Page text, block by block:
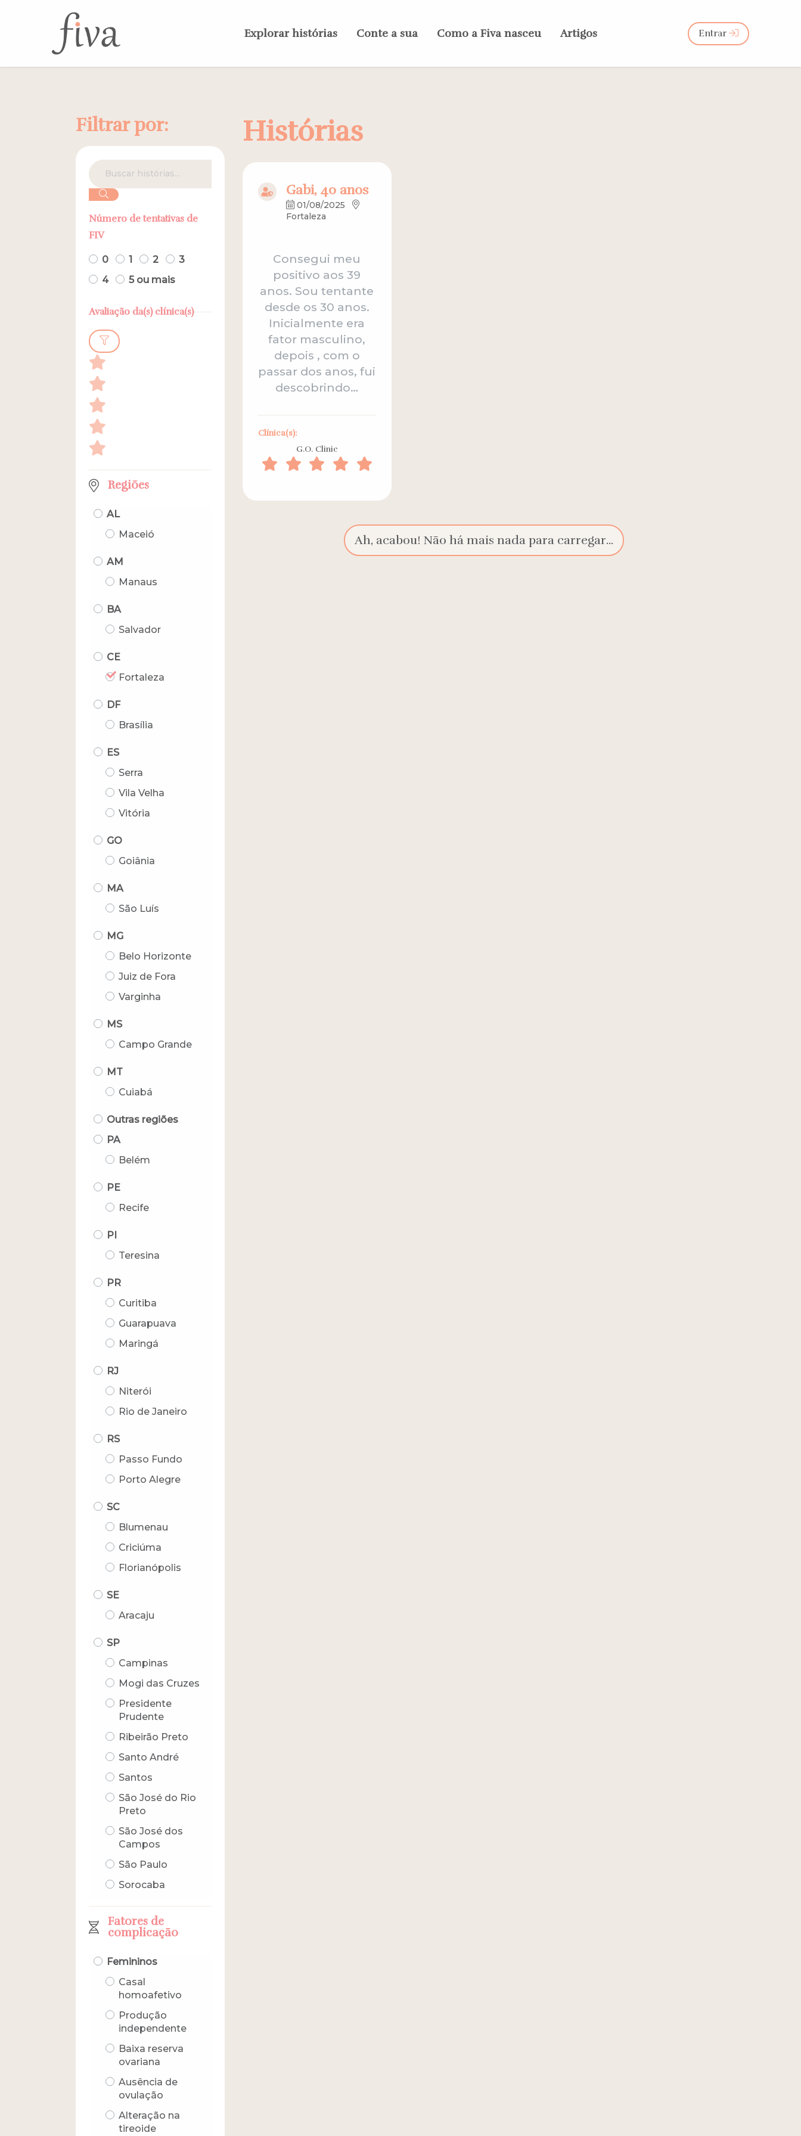
Explorar histórias Conte a sua Como a Fiva nasceu Artigos Entrar
Filtrar por:
Número de tentativas de
FIV
0 1 2
3
4
5 ou mais
Avaliação da(s) clínica(s)
Regiões
AL
Maceió
AM
Manaus
BA
Salvador
CE
Fortaleza
DF
Brasília
ES
Serra
Vila Velha
Vitória
GO
Goiânia
MA
São Luís
MG
Belo Horizonte
Juiz de Fora
Varginha
MS
Campo Grande
MT
Cuiabá
Outras regiões
PA
Belém
PE
Recife
PI
Teresina
PR
Curitiba
Guarapuava
Maringá
RJ
Niterói
Rio de Janeiro
RS
Passo Fundo
Porto Alegre
SC
Blumenau
Criciúma
Florianópolis
SE
Aracaju
SP
Campinas
Mogi das Cruzes
Presidente
Prudente
Ribeirão Preto
Santo André
Santos
São José do Rio
Preto
São José dos
Campos
São Paulo
Sorocaba
Fatores de
complicação
Femininos
Casal
homoafetivo
Produção
independente
Baixa reserva
ovariana
Ausência de
ovulação
Alteração na
tireoide
Histórias
Gabi, 40 anos
01/08/2025
Fortaleza
Consegui meu
positivo aos 39
anos. Sou tentante
desde os 30 anos.
Inicialmente era
fator masculino,
depois , com o
passar dos anos, fui
descobrindo…
Clínica(s):
G.O. Clinic
Ah, acabou! Não há mais nada para carregar...